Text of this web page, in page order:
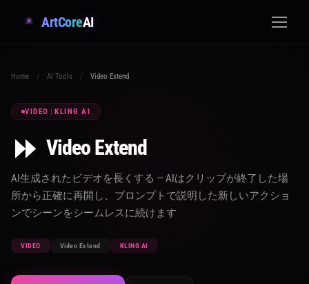
ArtCoreAI
Home / AI Tools / Video Extend
VIDEO | KLING AI
⏩ Video Extend
AI生成されたビデオを長くする — AIはクリップが終了した場
所から正確に再開し、プロンプトで説明した新しいアクショ
ンでシーンをシームレスに続けます
VIDEO Video Extend KLING AI